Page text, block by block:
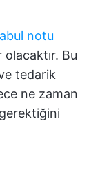
notu
olacaktır. Bu
tedarik
ne zaman